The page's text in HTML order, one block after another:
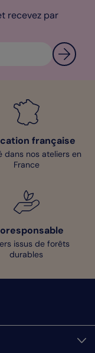
recevez par
française
dans nos ateliers en
France
issus de forêts
durables